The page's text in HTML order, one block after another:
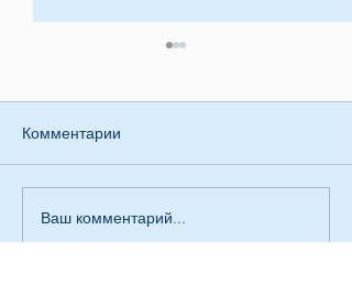
Заявление КСОРС
Эквадора
Комментарии
Ваш комментарий...